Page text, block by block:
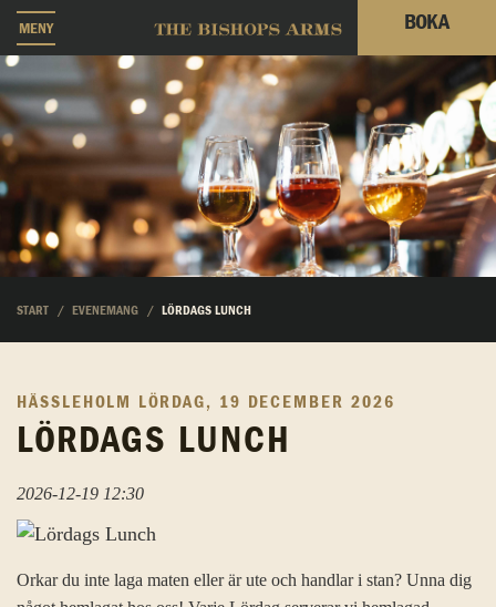
MENY BOKA
START EVENEMANG LÖRDAGS LUNCH
HÄSSLEHOLM LÖRDAG, 19 DECEMBER 2026
LÖRDAGS LUNCH
2026-12-19 12:30
Orkar du inte laga maten eller är ute och handlar i stan? Unna dig